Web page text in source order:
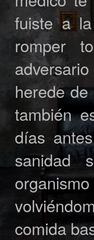
fuiste a
romper
herede
también
días
sanidad
comida